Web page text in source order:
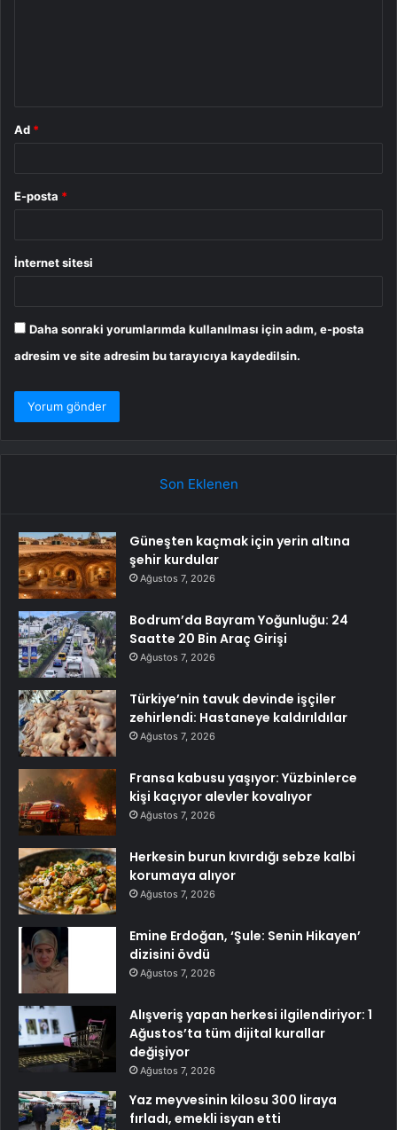
Ad *
E-posta *
İnternet sitesi
Daha sonraki yorumlarımda kullanılması için adım, e-posta
adresim ve site adresim bu tarayıcıya kaydedilsin.
Son Eklenen
Güneşten kaçmak için yerin altına
şehir kurdular
Ağustos 7, 2026
Bodrum’da Bayram Yoğunluğu: 24
Saatte 20 Bin Araç Girişi
Ağustos 7, 2026
Türkiye’nin tavuk devinde işçiler
zehirlendi: Hastaneye kaldırıldılar
Ağustos 7, 2026
Fransa kabusu yaşıyor: Yüzbinlerce
kişi kaçıyor alevler kovalıyor
Ağustos 7, 2026
Herkesin burun kıvırdığı sebze kalbi
korumaya alıyor
Ağustos 7, 2026
Emine Erdoğan, ‘Şule: Senin Hikayen’
dizisini övdü
Ağustos 7, 2026
Alışveriş yapan herkesi ilgilendiriyor: 1
Ağustos’ta tüm dijital kurallar
değişiyor
Ağustos 7, 2026
Yaz meyvesinin kilosu 300 liraya
fırladı, emekli isyan etti